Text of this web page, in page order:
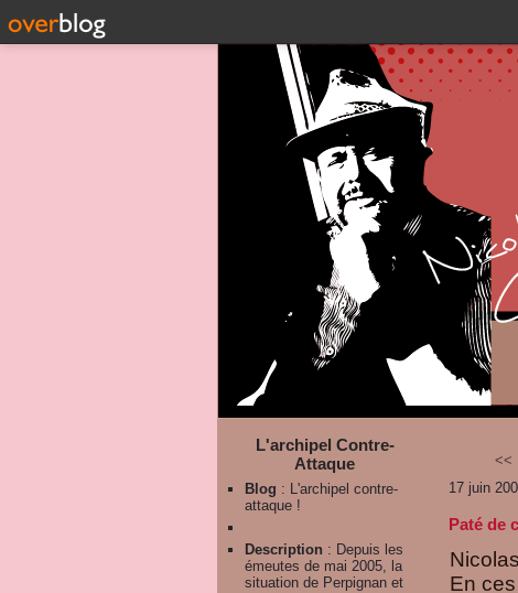
L'archipel Contre-
Attaque
Blog : L'archipel contre-
attaque !
Description : Depuis les
émeutes de mai 2005, la
situation de Perpignan et
<<
17 juin
Paté de
En